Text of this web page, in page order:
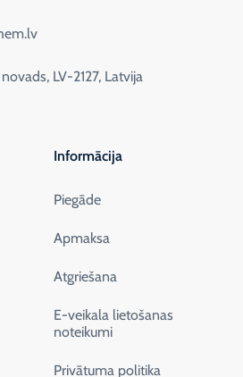
LV-2127, Latvija
Informācija
Piegāde
Apmaksa
Atgriešana
E-veikala lietošanas
noteikumi
Privātuma politika